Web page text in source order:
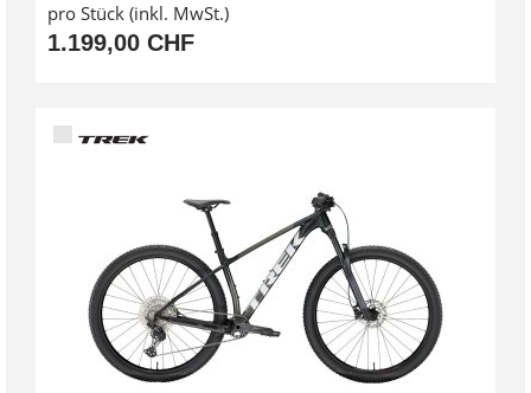
pro Stück (inkl. MwSt.)
1.199,00 CHF